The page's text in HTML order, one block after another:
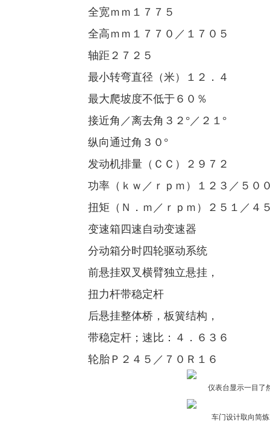
全宽ｍｍ１７７５
全高ｍｍ１７７０／１７０５
轴距２７２５
最小转弯直径（米）１２．４
最大爬坡度不低于６０％
接近角／离去角３２°／２１°
纵向通过角３０°
发动机排量（ＣＣ）２９７２
功率（ｋｗ／ｒｐｍ）１２３／５０
扭矩（Ｎ．ｍ／ｒｐｍ）２５１／４
变速箱四速自动变速器
分动箱分时四轮驱动系统
前悬挂双叉横臂独立悬挂，
扭力杆带稳定杆
后悬挂整体桥，板簧结构，
带稳定杆；速比：４．６３６
轮胎Ｐ２４５／７０Ｒ１６
仪表台显示一目了
车门设计取向简